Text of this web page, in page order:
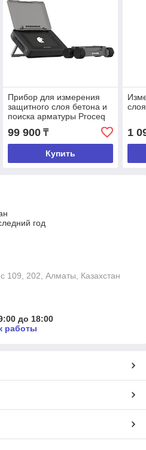
Прибор для измерения
защитного слоя бетона и
поиска арматуры Proceq
Profometer 600
99 900₸
Купить
1
год
109, 202, Алматы, Казахстан
до 18:00
работы